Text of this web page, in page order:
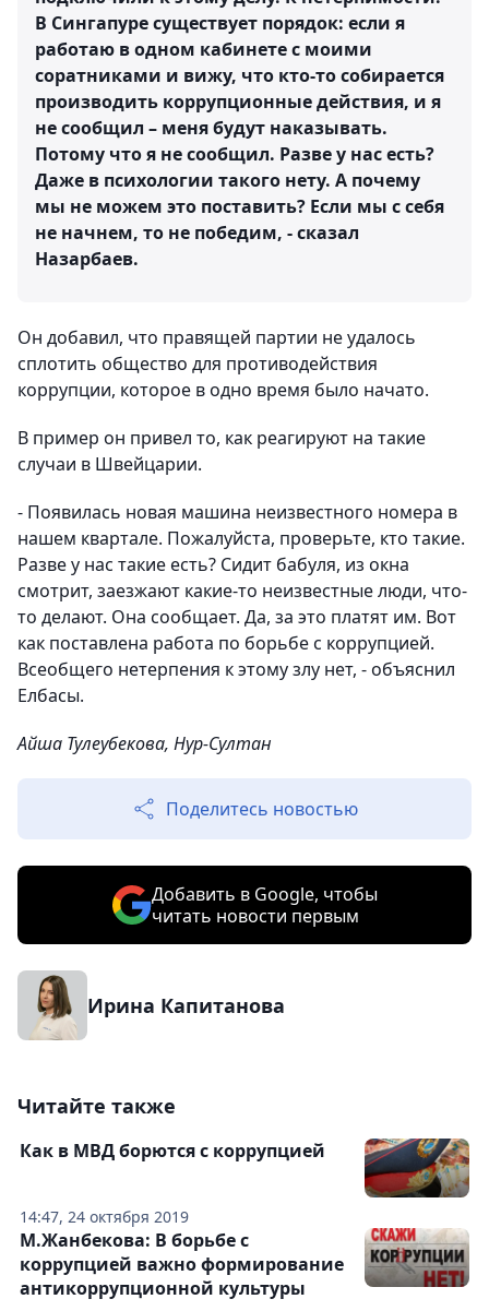
В Сингапуре существует порядок: если я
работаю в одном кабинете с моими
соратниками и вижу, что кто-то собирается
производить коррупционные действия, и я
не сообщил – меня будут наказывать.
Потому что я не сообщил. Разве у нас есть?
Даже в психологии такого нету. А почему
мы не можем это поставить? Если мы с себя
не начнем, то не победим, - сказал
Назарбаев.
Он добавил, что правящей партии не удалось
сплотить общество для противодействия
коррупции, которое в одно время было начато.
В пример он привел то, как реагируют на такие
случаи в Швейцарии.
- Появилась новая машина неизвестного номера в
нашем квартале. Пожалуйста, проверьте, кто такие.
Разве у нас такие есть? Сидит бабуля, из окна
смотрит, заезжают какие-то неизвестные люди, что-
то делают. Она сообщает. Да, за это платят им. Вот
как поставлена работа по борьбе с коррупцией.
Всеобщего нетерпения к этому злу нет, - объяснил
Елбасы.
Айша Тулеубекова, Нур-Султан
Поделитесь новостью
Добавить в Google, чтобы
читать новости первым
Ирина Капитанова
Читайте также
14:47, 24 октября 2019
Как в МВД борются с коррупцией
М.Жанбекова: В борьбе с
коррупцией важно формирование
антикоррупционной культуры